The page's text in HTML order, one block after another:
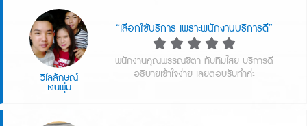
วิไลลักษณ์
เงินพุ่ม
“เลือกใช้บริการ เพราะพนักงานบริการดี”
พนักงานคุณพรรณชิตา ทับทิมไสย บริการดี
อธิบายเข้าใจง่าย เลยตอบรับทำค่ะ